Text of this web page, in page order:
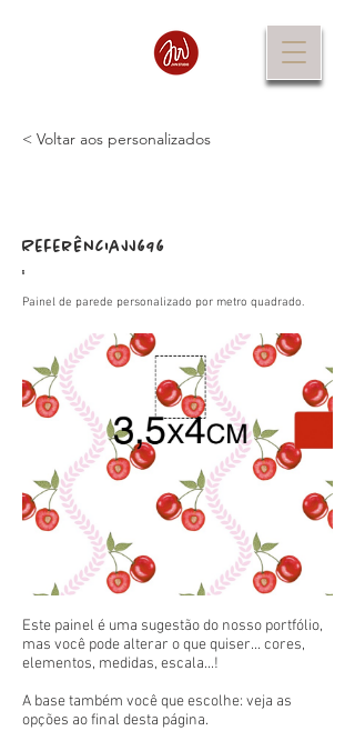
< Voltar aos personalizados
Referência
:
JJ696
Painel de parede personalizado por metro quadrado.
Este painel é uma sugestão do nosso portfólio,
mas você pode alterar o que quiser... cores,
elementos, medidas, escala...!
A base também você que escolhe: veja as
opções ao final desta página.